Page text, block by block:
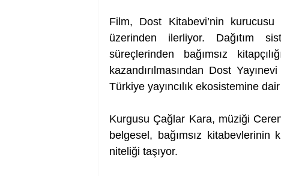
Film, Dost Kitabevi’nin
üzerinden ilerliyor. Dağıtım
süreçlerinden bağımsız
kazandırılmasından Dost
Türkiye yayıncılık ekosistemine
Kurgusu Çağlar Kara, müziği
belgesel, bağımsız
niteliği taşıyor.